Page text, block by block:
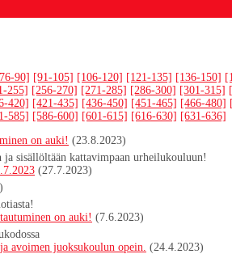
90] [91-105] [106-120] [121-135] [136-150]
255] [256-270] [271-285] [286-300] [301-315]
420] [421-435] [436-450] [451-465] [466-480]
585] [586-600] [601-615] [616-630] [631-636]
on auki! (23.8.2023)
ja sisällöltään kattavimpaan urheilukouluun!
(27.7.2023)
on auki! (7.6.2023)
avoimen juoksukoulun opein. (24.4.2023)